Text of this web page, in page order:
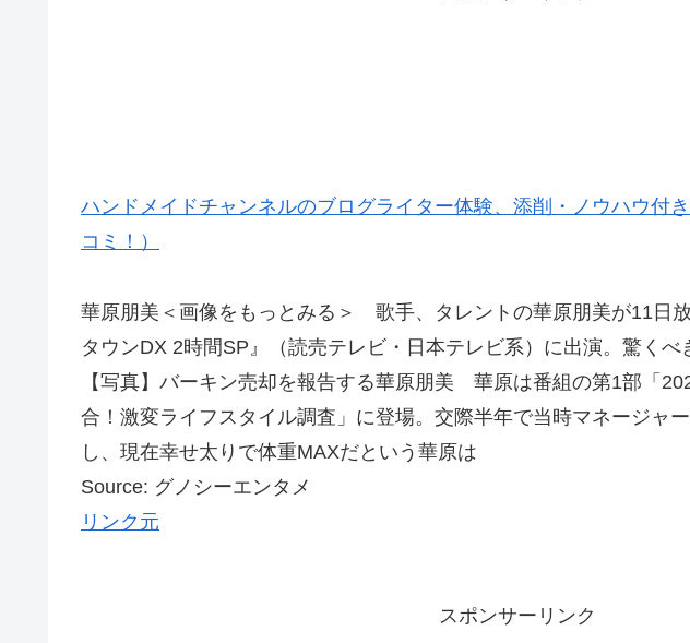
ハンドメイドチャンネルのブログライター体験、添削・ノウハウ付
コミ！）
華原朋美＜画像をもっとみる＞ 歌手、タレントの華原朋美が11日
タウンDX 2時間SP』（読売テレビ・日本テレビ系）に出演。驚くべ
【写真】バーキン売却を報告する華原朋美 華原は番組の第1部「
合！激変ライフスタイル調査」に登場。交際半年で当時マネージャ
し、現在幸せ太りで体重MAXだという華原は
Source: グノシーエンタメ
リンク元
スポンサーリンク